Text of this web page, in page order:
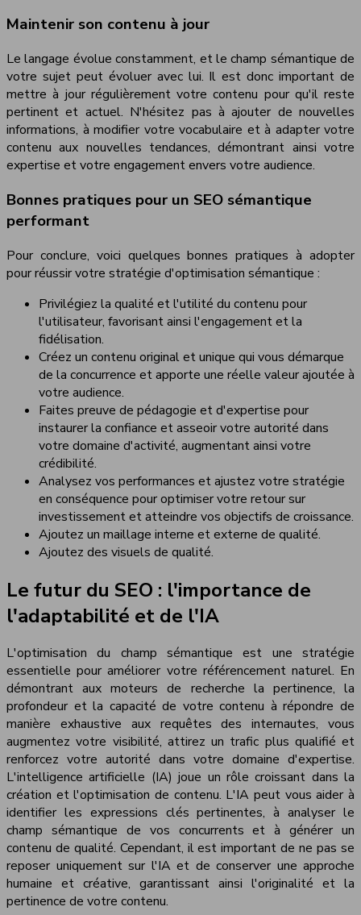
Maintenir son contenu à jour
Le langage évolue constamment, et le champ sémantique de
votre sujet peut évoluer avec lui. Il est donc important de
mettre à jour régulièrement votre contenu pour qu'il reste
pertinent et actuel. N'hésitez pas à ajouter de nouvelles
informations, à modifier votre vocabulaire et à adapter votre
contenu aux nouvelles tendances, démontrant ainsi votre
expertise et votre engagement envers votre audience.
Bonnes pratiques pour un SEO sémantique
performant
Pour conclure, voici quelques bonnes pratiques à adopter
pour réussir votre stratégie d'optimisation sémantique :
Privilégiez la qualité et l'utilité du contenu pour
l'utilisateur, favorisant ainsi l'engagement et la
fidélisation.
Créez un contenu original et unique qui vous démarque
de la concurrence et apporte une réelle valeur ajoutée à
votre audience.
Faites preuve de pédagogie et d'expertise pour
instaurer la confiance et asseoir votre autorité dans
votre domaine d'activité, augmentant ainsi votre
crédibilité.
Analysez vos performances et ajustez votre stratégie
en conséquence pour optimiser votre retour sur
investissement et atteindre vos objectifs de croissance.
Ajoutez un maillage interne et externe de qualité.
Ajoutez des visuels de qualité.
Le futur du SEO : l'importance de
l'adaptabilité et de l'IA
L'optimisation du champ sémantique est une stratégie
essentielle pour améliorer votre référencement naturel. En
démontrant aux moteurs de recherche la pertinence, la
profondeur et la capacité de votre contenu à répondre de
manière exhaustive aux requêtes des internautes, vous
augmentez votre visibilité, attirez un trafic plus qualifié et
renforcez votre autorité dans votre domaine d'expertise.
L'intelligence artificielle (IA) joue un rôle croissant dans la
création et l'optimisation de contenu. L'IA peut vous aider à
identifier les expressions clés pertinentes, à analyser le
champ sémantique de vos concurrents et à générer un
contenu de qualité. Cependant, il est important de ne pas se
reposer uniquement sur l'IA et de conserver une approche
humaine et créative, garantissant ainsi l'originalité et la
pertinence de votre contenu.